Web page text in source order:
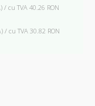
/ cu TVA 40.26 RON
/ cu TVA 30.82 RON